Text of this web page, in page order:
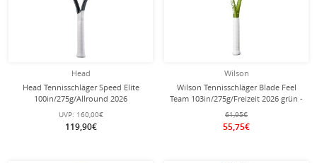
Head
Head Tennisschläger Speed Elite
100in/275g/Allround 2026
schwarz/weiss - besaitet -
UVP: 160,00€
119,90€
Wilson
Wilson Tennisschläger Blade Feel
Team 103in/275g/Freizeit 2026 grün -
besaitet -
61,95€
55,75€